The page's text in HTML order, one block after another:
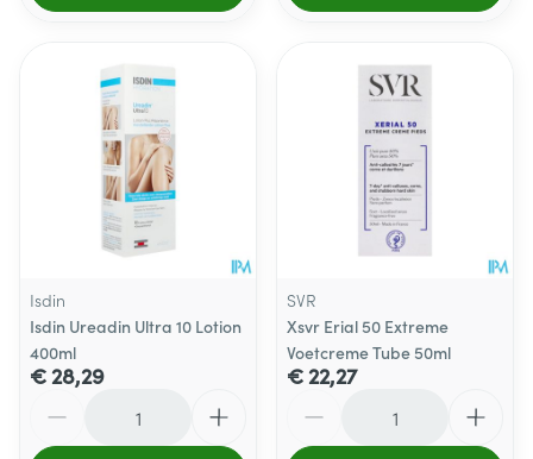
Isdin
Isdin Ureadin Ultra 10 Lotion
400ml
€ 28,29
SVR
Xsvr Erial 50 Extreme
Voetcreme Tube 50ml
€ 22,27